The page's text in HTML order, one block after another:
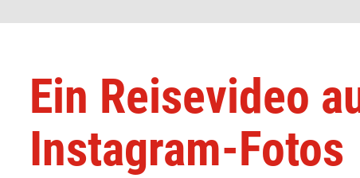
Ein Reisevideo
Instagram-Fotos